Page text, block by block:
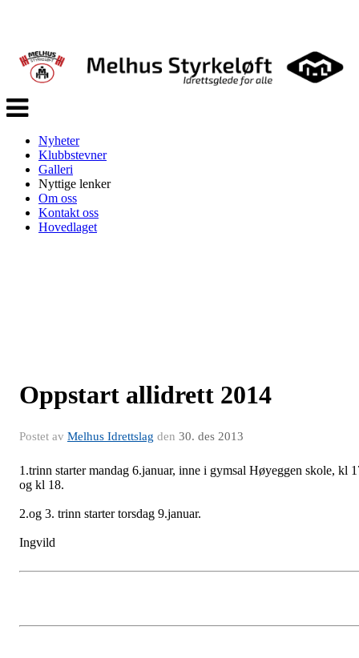
Veksle
navigasjon
Nyheter
Klubbstevner
Galleri
Nyttige lenker
Om oss
Kontakt oss
Hovedlaget
Oppstart allidrett 2014
Postet av Melhus Idrettslag den 30. des 2013
1.trinn starter mandag 6.januar, inne i gymsal Høyeggen skole, kl
og kl 18.
2.og 3. trinn starter torsdag 9.januar.
Ingvild